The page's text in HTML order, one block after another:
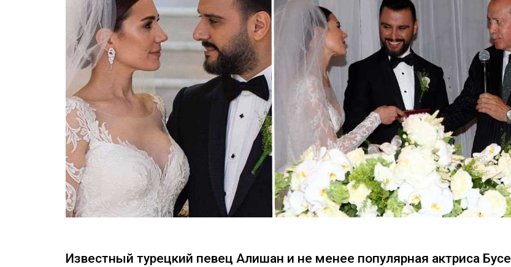
Известный турецкий певец Алишан и не менее популярная актриса Бусе